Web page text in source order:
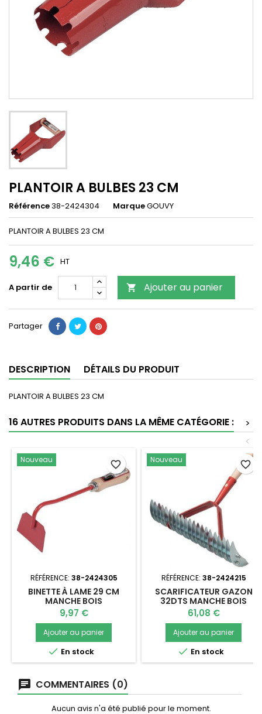
PLANTOIR A BULBES 23 CM
Référence38-2424304 MarqueGOUVY
PLANTOIR A BULBES 23 CM
9,46 € HT
A partir de  Ajouter au panier
Partager
DESCRIPTION DÉTAILS DU PRODUIT
PLANTOIR A BULBES 23 CM
16 AUTRES PRODUITS DANS LA MÊME CATÉGORIE :
>
<
Nouveau
RÉFÉRENCE: 38-2424305
BINETTE À LAME 29 CM
MANCHE BOIS
Prix
9,97 €
Ajouter au panier
 En stock
favorite_border Nouveau
RÉFÉRENCE: 38-2424215
SCARIFICATEUR GAZON
32DTS MANCHE BOIS
140CM
Prix
61,08 €
Ajouter au panier
 En stock
favorite_border
COMMENTAIRES (0)
Aucun avis n'a été publié pour le moment.